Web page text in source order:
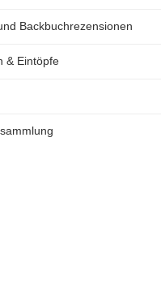
Backbuchrezensionen
& Eintöpfe